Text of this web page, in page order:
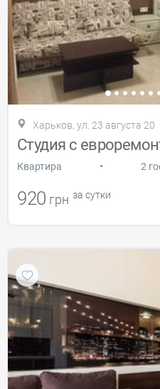
Харьков, ул. 23 августа 20
Студия с
Квартира • 2
920 грн за сутки